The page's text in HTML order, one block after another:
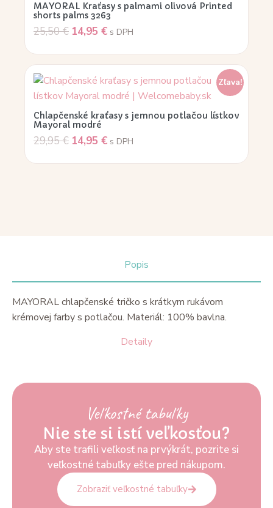
MAYORAL Kraťasy s palmami olivová Printed
shorts palms 3263
25,50€ 14,95 € s DPH
Zľava!
Chlapčenské kraťasy s jemnou potlačou lístkov
Mayoral modré
29,95€ 14,95 € s DPH
Popis
Detaily
MAYORAL chlapčenské tričko s krátkym rukávom
krémovej farby s potlačou. Materiál: 100% bavlna.
Veľkostné tabuľky
Nie ste si istí veľkosťou?
Aby ste trafili veľkosť na prvýkrát, pozrite si
veľkostné tabuľky ešte pred nákupom.
Zobraziť veľkostné tabuľky